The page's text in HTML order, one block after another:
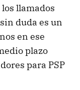
llamados
duda es un
en ese
plazo
para PSP